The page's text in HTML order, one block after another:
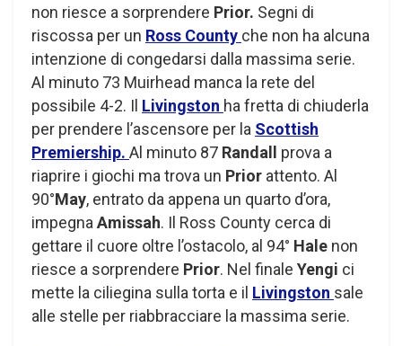
non riesce a sorprendere Prior. Segni di
riscossa per un Ross County che non ha alcuna
intenzione di congedarsi dalla massima serie.
Al minuto 73 Muirhead manca la rete del
possibile 4-2. Il Livingston ha fretta di chiuderla
per prendere l’ascensore per la Scottish
Premiership. Al minuto 87 Randall prova a
riaprire i giochi ma trova un Prior attento. Al
90°May, entrato da appena un quarto d’ora,
impegnaAmissah. Il Ross County cerca di
gettare il cuore oltre l’ostacolo, al 94° Hale non
riesce a sorprendere Prior. Nel finale Yengi ci
mette la ciliegina sulla torta e il Livingston sale
alle stelle per riabbracciare la massima serie.